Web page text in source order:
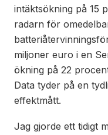
intäktsökning på 15
radarn för
miljoner euro i en
ökning på 22
Data tyder på en
effektmått.
Jag gjorde ett tidigt